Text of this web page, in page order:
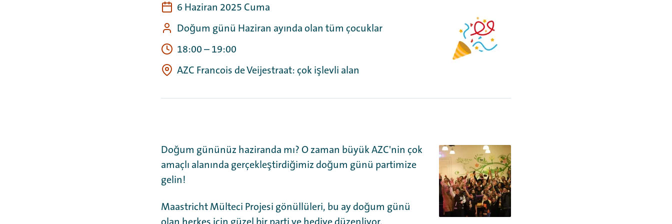
6 Haziran 2025 Cuma
Doğum günü Haziran ayında olan tüm çocuklar
18:00 – 19:00
AZC Francois de Veijestraat: çok işlevli alan
Doğum gününüz haziranda mı? O zaman büyük AZC'nin çok
amaçlı alanında gerçekleştirdiğimiz doğum günü partimize
gelin!
Maastricht Mülteci Projesi gönüllüleri, bu ay doğum günü